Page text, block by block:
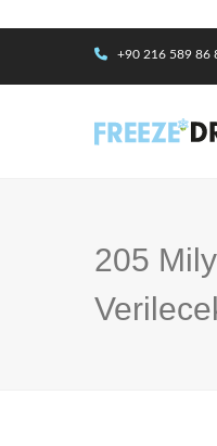
+90 216 589 86
205